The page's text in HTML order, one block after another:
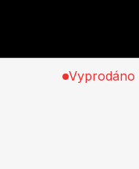
Vyprodáno